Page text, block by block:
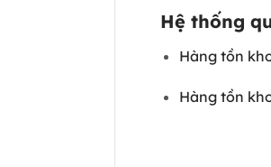
Hệ thống
Hàng tồn
Hàng tồn